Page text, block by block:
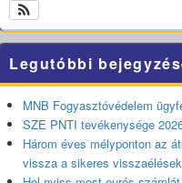
Legutóbbi
MNB Fogyasztóvédelem
SZE PNTI tevékenysége
Három éves mélyponton az
vissza a sikeres